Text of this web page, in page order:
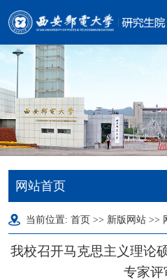
网站首页
当前位置: 首页 >> 新版网站 >>
我校召开马克思主义理论
专家评